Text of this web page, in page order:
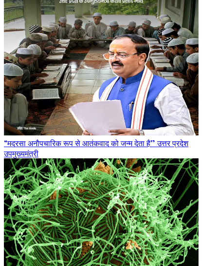
“मदरसा अनौपचारिक रूप से आतंकवाद को जन्म देता है” उत्तर प्रदेश
उपमुख्यमंत्री